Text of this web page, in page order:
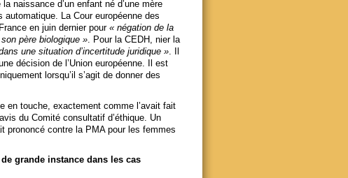
naissance d’un enfant né d’une mère
La Cour européenne des
en juin dernier pour « négation de la
père biologique ». Pour la CEDH, nier la
une situation d’incertitude juridique ». Il
décision de l’Union européenne. Il est
lorsqu’il s’agit de donner des
en touche, exactement comme l’avait fait
du Comité consultatif d’éthique. Un
prononcé contre la PMA pour les femmes
grande instance dans les cas